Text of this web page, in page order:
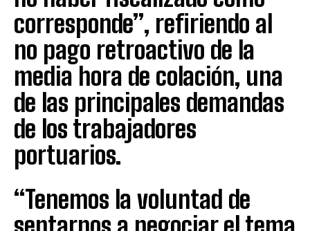
corresponde”, refiriendo al
no pago retroactivo de la
media hora de colación, una
de las principales demandas
de los trabajadores
portuarios.
“Tenemos la voluntad de